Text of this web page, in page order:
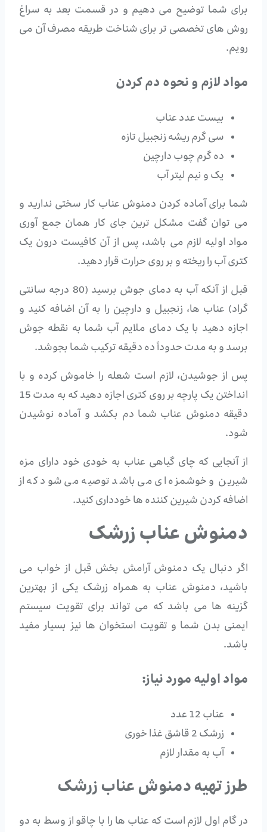
برای شما توضیح می دهیم و در قسمت بعد به سراغ
روش های تخصصی تر برای شناخت طریقه مصرف آن می
رویم.
مواد لازم و نحوه دم کردن
بیست عدد عناب
سی گرم ریشه زنجبیل تازه
ده گرم چوب دارچین
یک و نیم لیتر آب
شما برای آماده کردن دمنوش عناب کار سختی ندارید و
می توان گفت مشکل ترین جای کار همان جمع آوری
مواد اولیه لازم می باشد، پس از آن کافیست درون یک
کتری آب را ریخته و بر روی حرارت قرار دهید.
قبل از آنکه آب به دمای جوش برسید (80 درجه سانتی
گراد) عناب ها، زنجبیل و دارچین را به آن اضافه کنید و
اجازه دهید با یک دمای ملایم آب شما به نقطه جوش
برسد و به مدت حدوداً ده دقیقه ترکیب شما بجوشد.
پس از جوشیدن، لازم است شعله را خاموش کرده و با
انداختن یک پارچه بر روی کتری اجازه دهید که به مدت 15
دقیقه دمنوش عناب شما دم بکشد و آماده نوشیدن
شود.
از آنجایی که چای گیاهی عناب به خودی خود دارای مزه
شیرین و خوشمزه ای می باشد توصیه می شود که از
اضافه کردن شیرین کننده ها خودداری کنید.
دمنوش عناب زرشک
اگر دنبال یک دمنوش آرامش بخش قبل از خواب می
باشید، دمنوش عناب به همراه زرشک یکی از بهترین
گزینه ها می باشد که می تواند برای تقویت سیستم
ایمنی بدن شما و تقویت استخوان ها نیز بسیار مفید
باشد.
مواد اولیه مورد نیاز:
عناب 12 عدد
زرشک 2 قاشق غذا خوری
آب به مقدار لازم
طرز تهیه دمنوش عناب زرشک
در گام اول لازم است که عناب ها را با چاقو از وسط به دو